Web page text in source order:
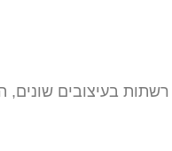
רשתות בעיצובים